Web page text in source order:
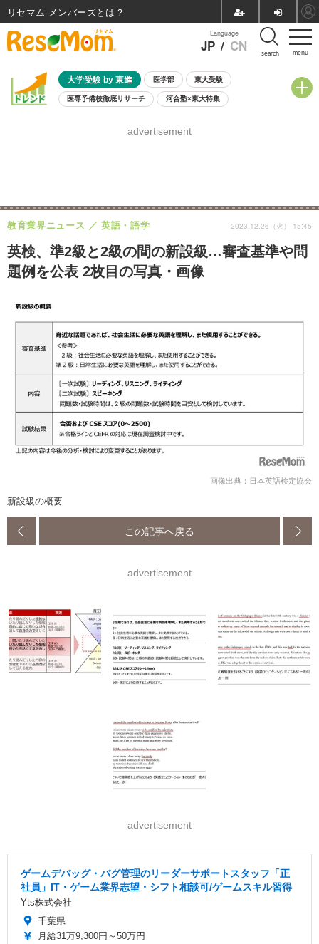
menu
Language
JP / CN search
大学受験 by 東進 医学部 東大受験
医専予備校徹底リサーチ 河合塾×東大特集
8月開催学校説明会・相談会
advertisement
英検、準2級と2級の間の新設級…審査基準や問
題例を公表 2枚目の写真・画像
教育業界ニュース 英語・語学 2023.12.26（火） 15:45
画像出典：日本英語検定協会
新設級の概要
この記事へ戻る
advertisement
advertisement
ゲームデバッグ・バグ管理のリーダーサポートスタッフ「正
社員」IT・ゲーム業界志望・シフト相談可/ゲームスキル習得
Yts株式会社
千葉県
月給31万9,300円～50万円
リセマム メンバーズ